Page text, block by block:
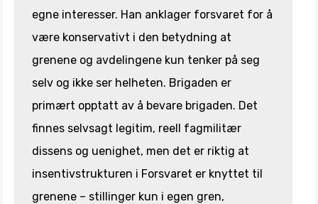
egne interesser. Han anklager forsvaret for å
være konservativt i den betydning at
grenene og avdelingene kun tenker på seg
selv og ikke ser helheten. Brigaden er
primært opptatt av å bevare brigaden. Det
finnes selvsagt legitim, reell fagmilitær
dissens og uenighet, men det er riktig at
insentivstrukturen i Forsvaret er knyttet til
grenene – stillinger kun i egen gren,